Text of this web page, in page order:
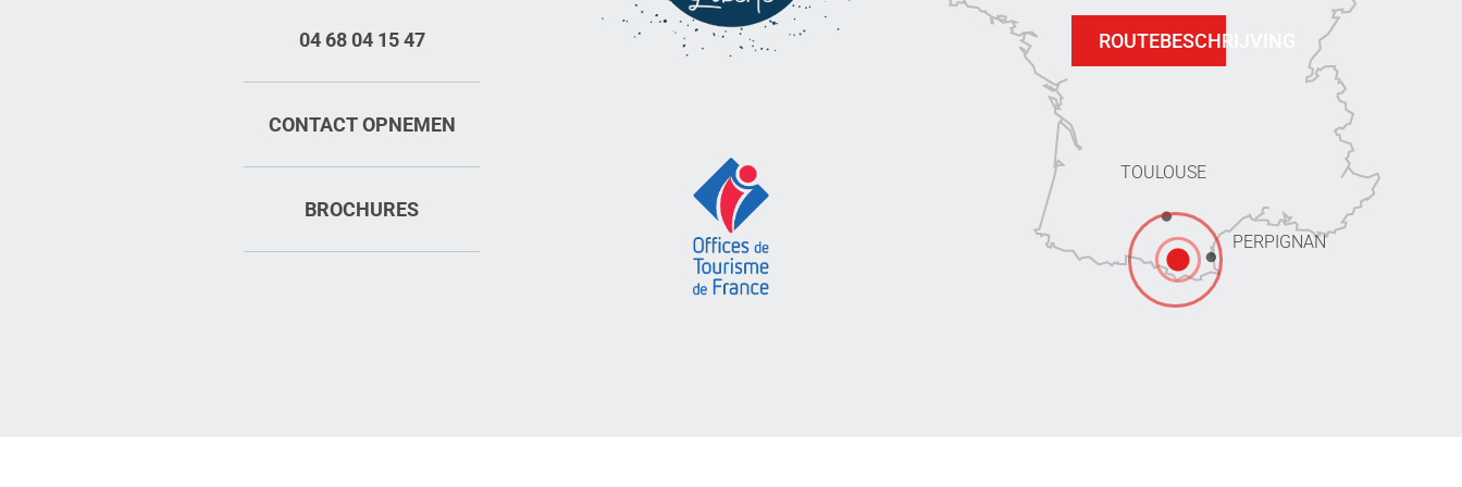
04 68 04 15 47
CONTACT OPNEMEN
BROCHURES
TOULOUSE
PERPIGNAN
ROUTEBESCHRIJVING